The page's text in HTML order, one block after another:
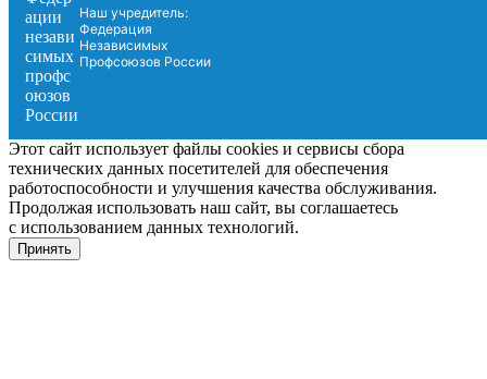
Наш учредитель:
Федерация
Независимых
Профсоюзов России
Этот сайт использует файлы cookies и сервисы сбора
технических данных посетителей для обеспечения
работоспособности и улучшения качества обслуживания.
Продолжая использовать наш сайт, вы соглашаетесь
с использованием данных технологий.
Принять